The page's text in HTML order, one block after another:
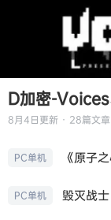
D加密-
8月4日更新 · 28篇文章
PC单机 《原子
PC单机